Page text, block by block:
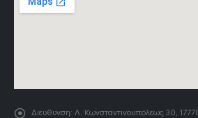
Διεύθυνση: Λ. Κωνσταντινουπόλεως 30,